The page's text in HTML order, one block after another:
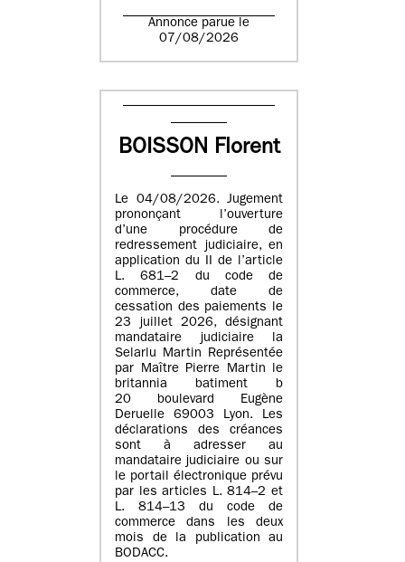
Annonce parue le
07/08/2026
BOISSON Florent
Le 04/08/2026. Jugement
prononçant l’ouverture
d’une procédure de
redressement judiciaire, en
application du II de l’article
L. 681–2 du code de
commerce, date de
cessation des paiements le
23 juillet 2026, désignant
mandataire judiciaire la
Selarlu Martin Représentée
par Maître Pierre Martin le
britannia batiment b
20 boulevard Eugène
Deruelle 69003 Lyon. Les
déclarations des créances
sont à adresser au
mandataire judiciaire ou sur
le portail électronique prévu
par les articles L. 814–2 et
L. 814–13 du code de
commerce dans les deux
mois de la publication au
BODACC.